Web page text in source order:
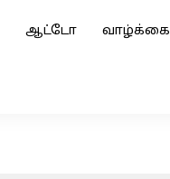
ஆட்டோ வாழ்க்கை